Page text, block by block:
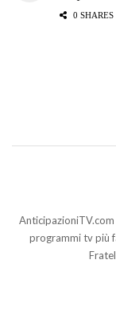
0 SHARES
programmi tv più